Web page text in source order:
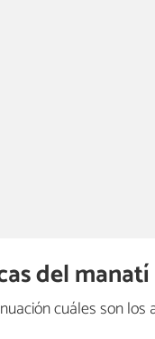
del manatí
cuáles son